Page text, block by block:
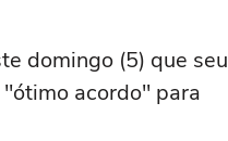
domingo (5) que seu
acordo" para